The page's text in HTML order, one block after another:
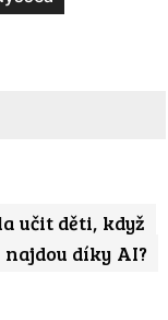
učit děti, když
díky AI?